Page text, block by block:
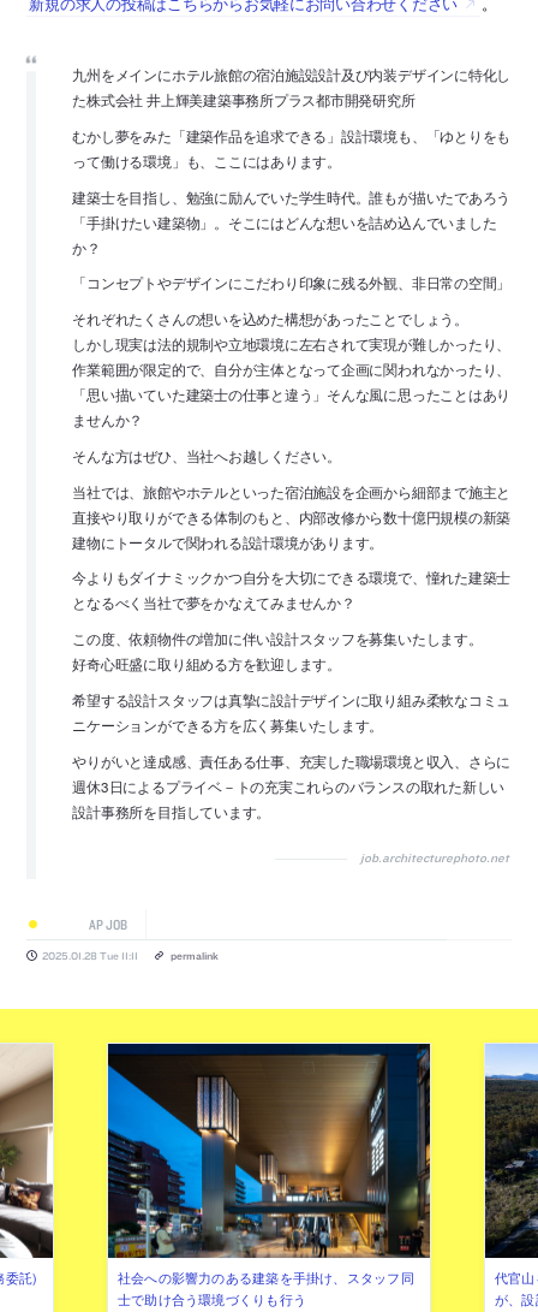
九州をメインにホテル旅館の宿泊施設設計及び内装デザインに特化し
た株式会社 井上輝美建築事務所プラス都市開発研究所
むかし夢をみた「建築作品を追求できる」設計環境も、「ゆとりをも
って働ける環境」も、ここにはあります。
建築士を目指し、勉強に励んでいた学生時代。誰もが描いたであろう
「手掛けたい建築物」。そこにはどんな想いを詰め込んでいました
か？
「コンセプトやデザインにこだわり印象に残る外観、非日常の空間」
それぞれたくさんの想いを込めた構想があったことでしょう。
しかし現実は法的規制や立地環境に左右されて実現が難しかったり、
作業範囲が限定的で、自分が主体となって企画に関われなかったり、
「思い描いていた建築士の仕事と違う」そんな風に思ったことはあり
ませんか？
そんな方はぜひ、当社へお越しください。
当社では、旅館やホテルといった宿泊施設を企画から細部まで施主と
直接やり取りができる体制のもと、内部改修から数十億円規模の新築
建物にトータルで関われる設計環境があります。
今よりもダイナミックかつ自分を大切にできる環境で、憧れた建築士
となるべく当社で夢をかなえてみませんか？
この度、依頼物件の増加に伴い設計スタッフを募集いたします。
好奇心旺盛に取り組める方を歓迎します。
希望する設計スタッフは真摯に設計デザインに取り組み柔軟なコミュ
ニケーションができる方を広く募集いたします。
やりがいと達成感、責任ある仕事、充実した職場環境と収入、さらに
週休3日によるプライベ－トの充実これらのバランスの取れた新しい
設計事務所を目指しています。
job.architecturephoto.net
AP JOB
2025.01.28 Tue 11:11 permalink
委託)
社会への影響力のある建築を手掛け、スタッフ同
士で助け合う環境づくりも行う
代官
が、